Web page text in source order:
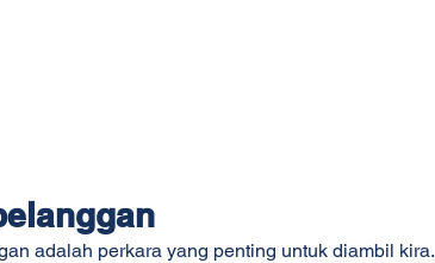
adalah perkara yang penting untuk diambil kira.